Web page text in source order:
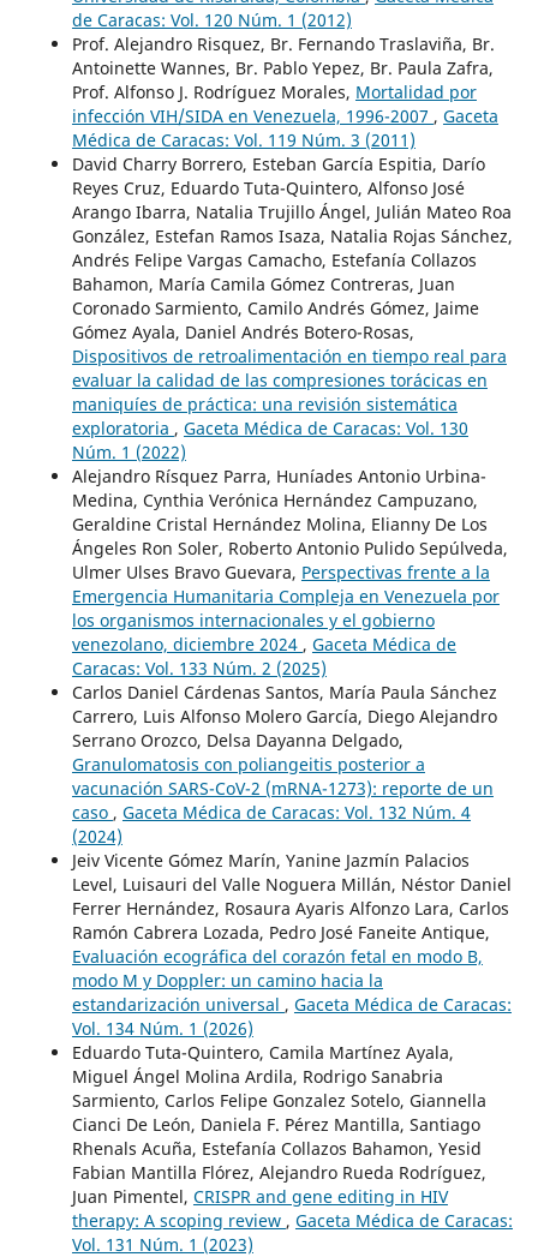
de Caracas: Vol. 120 Núm. 1 (2012)
Prof. Alejandro Risquez, Br. Fernando Traslaviña, Br.
Antoinette Wannes, Br. Pablo Yepez, Br. Paula Zafra,
Prof. Alfonso J. Rodríguez Morales, Mortalidad por
infección VIH/SIDA en Venezuela, 1996-2007 , Gaceta
Médica de Caracas: Vol. 119 Núm. 3 (2011)
David Charry Borrero, Esteban García Espitia, Darío
Reyes Cruz, Eduardo Tuta-Quintero, Alfonso José
Arango Ibarra, Natalia Trujillo Ángel, Julián Mateo Roa
González, Estefan Ramos Isaza, Natalia Rojas Sánchez,
Andrés Felipe Vargas Camacho, Estefanía Collazos
Bahamon, María Camila Gómez Contreras, Juan
Coronado Sarmiento, Camilo Andrés Gómez, Jaime
Gómez Ayala, Daniel Andrés Botero-Rosas,
Dispositivos de retroalimentación en tiempo real para
evaluar la calidad de las compresiones torácicas en
maniquíes de práctica: una revisión sistemática
exploratoria , Gaceta Médica de Caracas: Vol. 130
Núm. 1 (2022)
Alejandro Rísquez Parra, Huníades Antonio Urbina-
Medina, Cynthia Verónica Hernández Campuzano,
Geraldine Cristal Hernández Molina, Elianny De Los
Ángeles Ron Soler, Roberto Antonio Pulido Sepúlveda,
Ulmer Ulses Bravo Guevara, Perspectivas frente a la
Emergencia Humanitaria Compleja en Venezuela por
los organismos internacionales y el gobierno
venezolano, diciembre 2024 , Gaceta Médica de
Caracas: Vol. 133 Núm. 2 (2025)
Carlos Daniel Cárdenas Santos, María Paula Sánchez
Carrero, Luis Alfonso Molero García, Diego Alejandro
Serrano Orozco, Delsa Dayanna Delgado,
Granulomatosis con poliangeitis posterior a
vacunación SARS-CoV-2 (mRNA-1273): reporte de un
caso , Gaceta Médica de Caracas: Vol. 132 Núm. 4
(2024)
Jeiv Vicente Gómez Marín, Yanine Jazmín Palacios
Level, Luisauri del Valle Noguera Millán, Néstor Daniel
Ferrer Hernández, Rosaura Ayaris Alfonzo Lara, Carlos
Ramón Cabrera Lozada, Pedro José Faneite Antique,
Evaluación ecográfica del corazón fetal en modo B,
modo M y Doppler: un camino hacia la
estandarización universal , Gaceta Médica de Caracas:
Vol. 134 Núm. 1 (2026)
Eduardo Tuta-Quintero, Camila Martínez Ayala,
Miguel Ángel Molina Ardila, Rodrigo Sanabria
Sarmiento, Carlos Felipe Gonzalez Sotelo, Giannella
Cianci De León, Daniela F. Pérez Mantilla, Santiago
Rhenals Acuña, Estefanía Collazos Bahamon, Yesid
Fabian Mantilla Flórez, Alejandro Rueda Rodríguez,
Juan Pimentel, CRISPR and gene editing in HIV
therapy: A scoping review , Gaceta Médica de Caracas:
Vol. 131 Núm. 1 (2023)